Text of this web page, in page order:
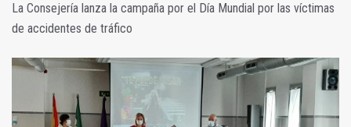
La Consejería lanza la campaña por el Día Mundial por las víctimas
de accidentes de tráfico